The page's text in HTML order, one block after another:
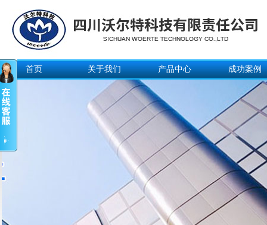
首页 关于我们 产品中心 成功案例